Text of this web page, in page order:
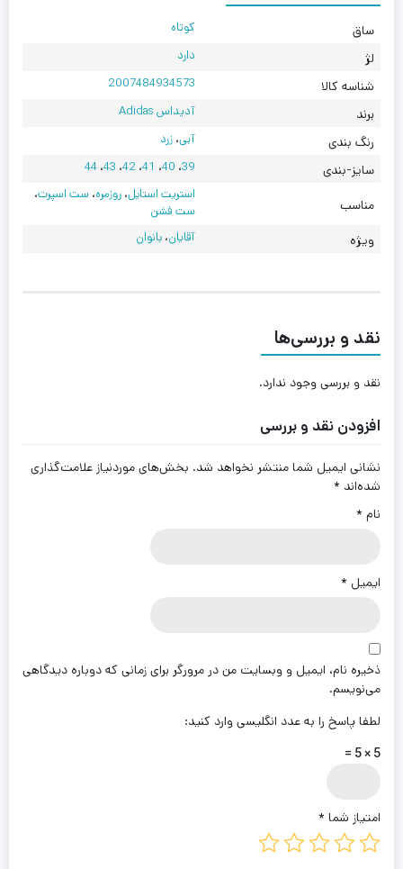
ساق کوتاه
لژ دارد
شناسه کالا 2007484934573
برند آدیداس Adidas
رنگ بندی آبی،زرد
سایز-بندی 39، 40، 41،42، 43،44
مناسب
استریت استایل،روزمره،ست اسپرت،
ست فشن
ویژه آقایان،بانوان
نقد و بررسی‌ها
نقد و بررسی وجود ندارد.
افزودن نقد و بررسی
نشانی ایمیل شما منتشر نخواهد شد. بخش‌های موردنیاز علامت‌گذاری
شده‌اند *
نام *
ایمیل *
ذخیره نام، ایمیل و وبسایت من در مرورگر برای زمانی که دوباره دیدگاهی
می‌نویسم.
لطفا پاسخ را به عدد انگلیسی وارد کنید:
5 × 5 =
امتیاز شما *